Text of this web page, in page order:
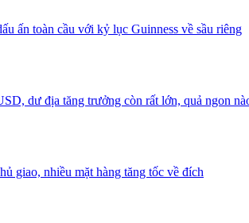
ấn toàn cầu với kỷ lục Guinness về sầu riêng
dư địa tăng trưởng còn rất lớn, quả ngon
giao, nhiều mặt hàng tăng tốc về đích